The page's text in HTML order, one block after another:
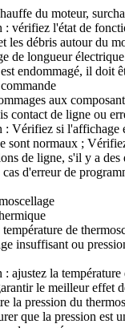
du moteur,
vérifiez l'état de
les débris autour du
de longueur
endommagé, il doit
aux
contact de ligne ou
: Vérifiez si l'affichage
sont normaux ;
de ligne, s'il y a des
d'erreur de
de
insuffisant ou
ajustez la température
le meilleur effet
la pression du
que la pression est